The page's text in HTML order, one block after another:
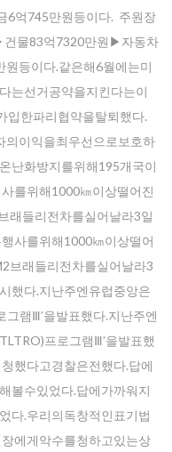
억745만원등이다. 주원장
물83억7320만원▶자동차
등이다.같은해6월에는미
는선거공약을지킨다는이
입한파리협약을탈퇴했다.
의이익을최우선으로보호하
난화방지를위해195개국이
를위해1000㎞이상떨어진
래들리전차를실어날라3일
사를위해1000㎞이상떨어
브래들리전차를실어날라3
했다.지난주엔유럽중앙은
그램Ⅲ’을발표했다.지난주엔
프로그램Ⅲ’을발표했
했다고경찰은전했다.답에
볼수있었다.답에가까워지
다.우리의독창적인표기법
에게악수를청하고있는상